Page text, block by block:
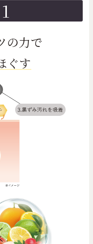
1
の力で
ぐす